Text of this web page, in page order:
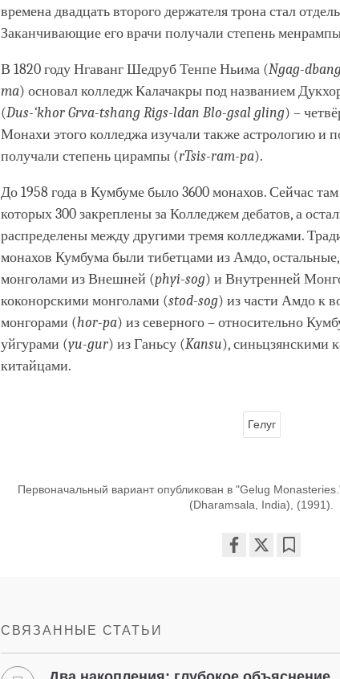
времена двадцать второго держателя трона стал
Заканчивающие его врачи получали степень
В 1820 году Нгаванг Шедруб Тенпе Ньима (Ngag-
ma) основал колледж Калачакры под названием
(Dus-‘khor Grva-tshang Rigs-ldan Blo-gsal gling) –
Монахи этого колледжа изучали также астрологию и
получали степень цирампы (rTsis-ram-pa).
До 1958 года в Кумбуме было 3600 монахов. Сейчас
которых 300 закреплены за Колледжем дебатов, а
распределены между другими тремя колледжами.
монахов Кумбума были тибетцами из Амдо,
монголами из Внешней (phyi-sog) и Внутренней
коконорскими монголами (stod-sog) из части Амдо к
монгорами (hor-pa) из северного – относительно
уйгурами (yu-gur) из Ганьсу (Kansu), синьцзянскими
китайцами.
Гелуг
Первоначальный вариант опубликован в "Gelug
(Dharamsala, India), (1991).
СВЯЗАННЫЕ СТАТЬИ